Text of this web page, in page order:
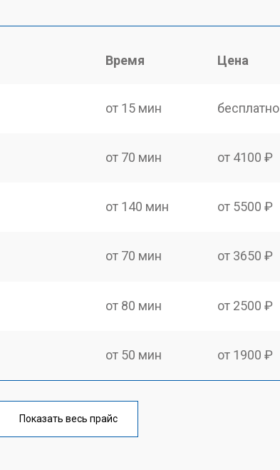
Время Цена
от 15 мин бесплатно
от 70 мин от 4100 ₽
от 140 мин от 5500 ₽
от 70 мин от 3650 ₽
от 80 мин от 2500 ₽
от 50 мин от 1900 ₽
от 80 мин
Показать весь прайс